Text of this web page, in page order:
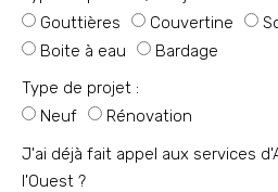
Gouttières
Couvertine
Boite à eau
Bardage
Type de projet :
Neuf
Rénovation
J'ai déjà fait appel aux services
l'Ouest ?